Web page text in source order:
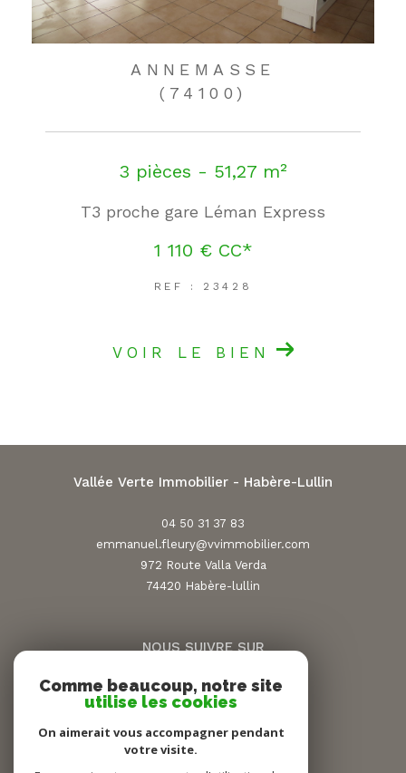
ANNEMASSE
(74100)
3 pièces - 51,27 m²
T3 proche gare Léman Express
1 110 € CC*
REF : 23428
VOIR LE BIEN
Vallée Verte Immobilier - Habère-Lullin
04 50 31 37 83
emmanuel.fleury@vvimmobilier.com
972 Route Valla Verda
74420
habère-lullin
NOUS SUIVRE SUR
Comme beaucoup, notre site
utilise les cookies
On aimerait vous accompagner pendant
votre visite.